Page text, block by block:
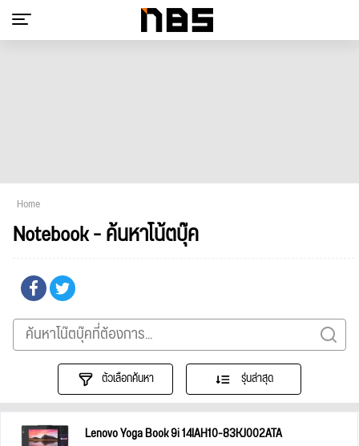
Home
Notebook - ค้นหาโน้ตบุ๊ค
ตัวเลือกค้นหา รุ่นล่าสุด
Lenovo Yoga Book 9i 14IAH10-83KJ002ATA